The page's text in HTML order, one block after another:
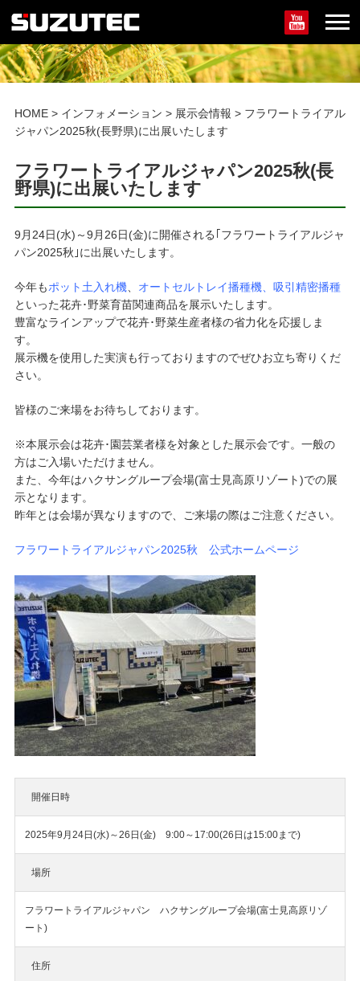
HOME> インフォメーション > 展示会情報 > フラワートライアル
ジャパン2025秋(長野県)に出展いたします
フラワートライアルジャパン2025秋(長
野県)に出展いたします
9月24日(水)～9月26日(金)に開催される｢フラワートライアルジャ
パン2025秋｣に出展いたします。
今年もポット土入れ機
オートセルトレイ播種機、吸引精密播種
といった花卉･野菜育苗関連商品を展示いたします。
豊富なラインアップで花卉･野菜生産者様の省力化を応援しま
す。
展示機を使用した実演も行っておりますのでぜひお立ち寄りくだ
さい。
皆様のご来場をお待ちしております。
※本展示会は花卉･園芸業者様を対象とした展示会です。一般の
方はご入場いただけません。
また、今年はハクサングループ会場(富士見高原リゾート)での展
示となります。
昨年とは会場が異なりますので、ご来場の際はご注意ください。
フラワートライアルジャパン2025秋 公式ホームページ
開催日時
2025年9月24日(水)～26日(金) 9:00～17:00(26日は15:00まで)
場所
フラワートライアルジャパン ハクサングループ会場(富士見高原リゾ
ート)
住所